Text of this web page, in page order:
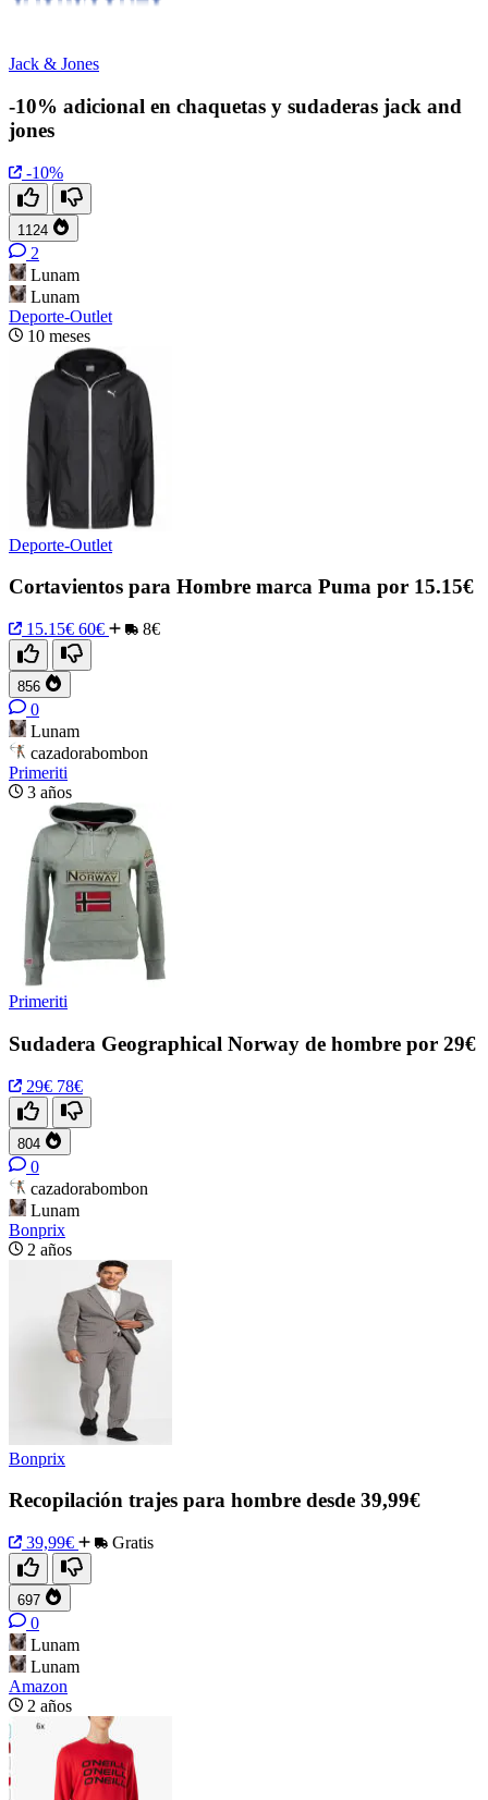
Jack & Jones
-10% adicional en chaquetas y sudaderas jack and
jones
-10%
1124
2
Lunam
Lunam
Deporte-Outlet
10 meses
Deporte-Outlet
Cortavientos para Hombre marca Puma por 15.15€
15.15€ 60€ 8€
856
0
Lunam
cazadorabombon
Primeriti
3 años
Primeriti
Sudadera Geographical Norway de hombre por 29€
29€ 78€
804
0
cazadorabombon
Lunam
Bonprix
2 años
Bonprix
Recopilación trajes para hombre desde 39,99€
39,99€ Gratis
697
0
Lunam
Lunam
Amazon
2 años